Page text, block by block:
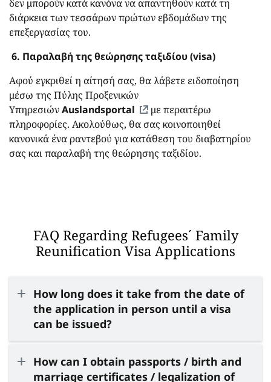
δεν μπορούν κατά κανόνα να απαντηθούν κατά τη
διάρκεια των τεσσάρων πρώτων εβδομάδων της
επεξεργασίας του.
6. Παραλαβή της θεώρησης ταξιδίου (visa)
Αφού εγκριθεί η αίτησή σας, θα λάβετε ειδοποίηση
μέσω της Πύλης Προξενικών
ΥπηρεσιώνAuslandsportal
με περαιτέρω
πληροφορίες. Ακολούθως, θα σας κοινοποιηθεί
κανονικά ένα ραντεβού για κατάθεση του διαβατηρίου
σας και παραλαβή της θεώρησης ταξιδίου.
FAQ Regarding Refugees´ Family
Reunification Visa Applications
How long does it take from the date of
the application in person until a visa
can be issued?
How can I obtain passports / birth and
marriage certificates / legalization of